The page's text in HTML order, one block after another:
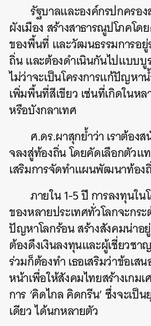
รัฐบาลและองค์กรปกครอ
ผังเมือง สร้างสาธารณูปโภคโ
ของพื้นที่ และวัฒนธรรมการอ
ถิ่น และต้องดำเนินกันไปแบบบู
ไม่ว่าจะเป็นโครงการแก้ปัญหา
เพิ่มพื้นที่สีเขียว เช่นที่เกิดในห
หรือบังกลาเทศ
ศ.ดร.ผาสุกย้ำว่า เราต้อง
จลงสู่ท้องถิ่น โดยคัดเลือกตัวแ
เสริมการจัดทำแผนพัฒนาท้อ
ภายใน 1-5 ปี การลงทุนใน
ของหลายประเทศทั่วโลกจะกร
ปัญหาโลกร้อน สร้างสังคมน่าอ
ต้องดึงเงินลงทุนและผู้เชี่ยวชา
ร่วมก็ต้องทำ เธอเสริมว่าข้อเส
หน้าเพื่อให้สังคมไทยสร้างเกม
การ ‘คิดไกล คิดกรีน’ ซึ่งจะเ
เดียว ได้นกหลายตัว